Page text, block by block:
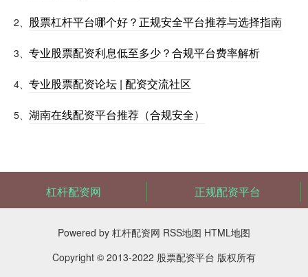
2、 股票杠杆平台哪个好？正规安全平台推荐与选择指南
3、 专业股票配资利息低至多少？合规平台费率解析
4、 专业股票配资论坛 | 配资交流社区
5、 湖南在线配资平台推荐（合规安全）
杠杆配资网 正规配资平台
Powered by 杠杆配资网 RSS地图 HTML地图
Copyright © 2013-2022 股票配资平台 版权所有